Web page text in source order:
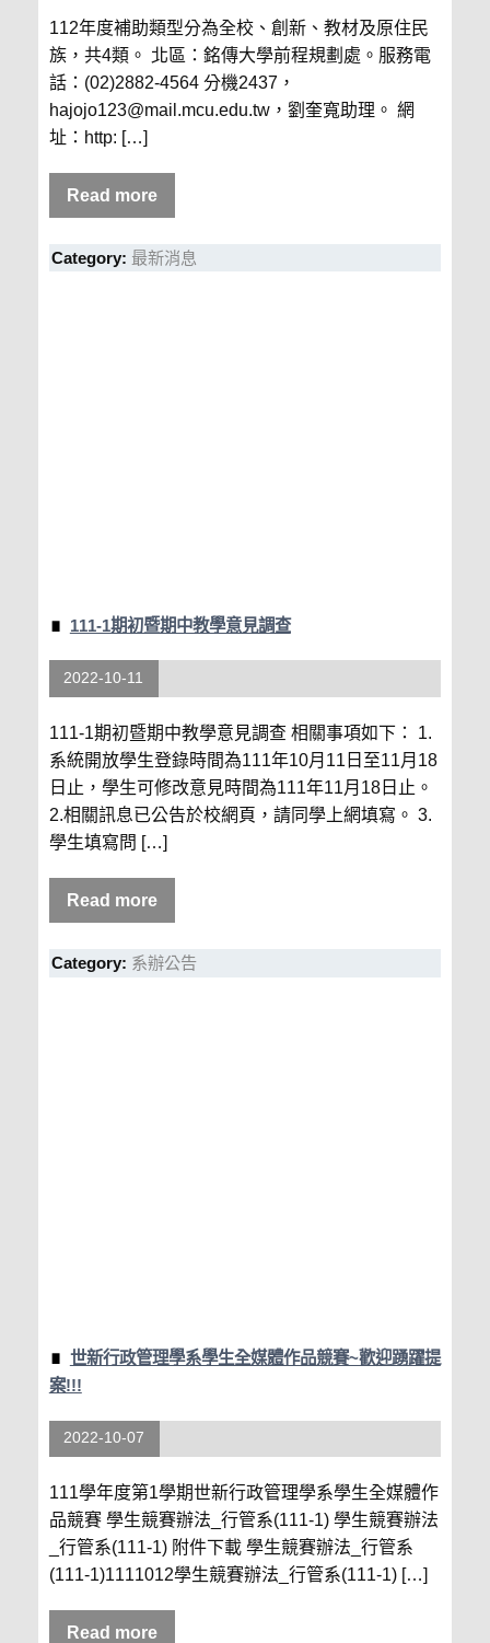
112年度補助類型分為全校、創新、教材及原住民
族，共4類。 北區：銘傳大學前程規劃處。服務電
話：(02)2882-4564 分機2437，
hajojo123@mail.mcu.edu.tw，劉奎寬助理。 網
址：http: […]
Read more
Category: 最新消息
111-1期初暨期中教學意見調查
2022-10-11
111-1期初暨期中教學意見調查 相關事項如下： 1.
系統開放學生登錄時間為111年10月11日至11月18
日止，學生可修改意見時間為111年11月18日止。
2.相關訊息已公告於校網頁，請同學上網填寫。 3.
學生填寫問 […]
Read more
Category: 系辦公告
世新行政管理學系學生全媒體作品競賽~歡迎踴躍提
案!!!
2022-10-07
111學年度第1學期世新行政管理學系學生全媒體作
品競賽 學生競賽辦法_行管系(111-1) 學生競賽辦法
_行管系(111-1) 附件下載 學生競賽辦法_行管系
(111-1)1111012學生競賽辦法_行管系(111-1) […]
Read more